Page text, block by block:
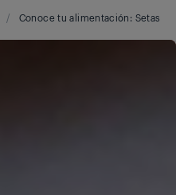
/ Conoce tu alimentación: Setas